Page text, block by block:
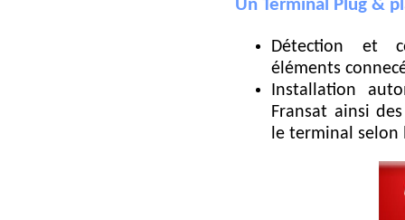
Un Terminal Plug &
Détection et
éléments
Installation
Fransat ainsi
le terminal selon